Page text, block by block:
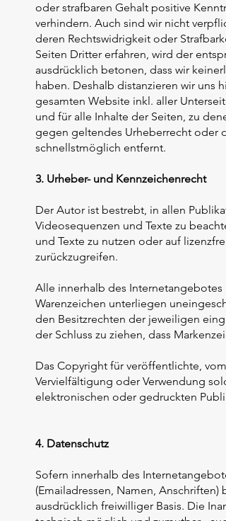
oder strafbaren Gehalt positive
verhindern. Auch sind wir nicht
deren Rechtswidrigkeit oder
Seiten Dritter erfahren, wird der
ausdrücklich betonen, dass wir
haben. Deshalb distanzieren wir uns
gesamten Website inkl. aller
und für alle Inhalte der Seiten, zu
gegen geltendes Urheberrecht oder
schnellstmöglich entfernt.
3. Urheber- und Kennzeichenrecht
Der Autor ist bestrebt, in allen
Videosequenzen und Texte zu
und Texte zu nutzen oder auf
zurückzugreifen.
Alle innerhalb des
Warenzeichen unterliegen
den Besitzrechten der jeweiligen
der Schluss zu ziehen, dass
Das Copyright für veröffentlichte,
Vervielfältigung oder Verwendung
elektronischen oder gedruckten
4. Datenschutz
Sofern innerhalb des
(Emailadressen, Namen,
ausdrücklich freiwilliger Basis. Die